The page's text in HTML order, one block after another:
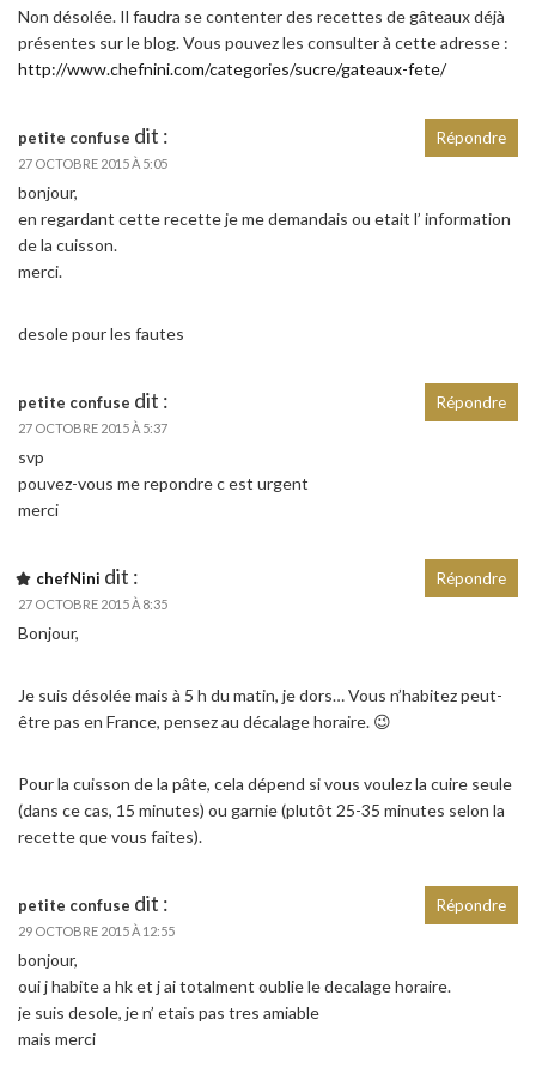
Non désolée. Il faudra se contenter des recettes de gâteaux déjà
présentes sur le blog. Vous pouvez les consulter à cette adresse :
http://www.chefnini.com/categories/sucre/gateaux-fete/
petite confuse dit :
27 OCTOBRE 2015 À 5:05
bonjour,
en regardant cette recette je me demandais ou etait l’ information
de la cuisson.
merci.
desole pour les fautes
Répondre
petite confuse dit :
27 OCTOBRE 2015 À 5:37
svp
pouvez-vous me repondre c est urgent
merci
Répondre
chefNini dit :
27 OCTOBRE 2015 À 8:35
Bonjour,
Je suis désolée mais à 5 h du matin, je dors… Vous n’habitez peut-
être pas en France, pensez au décalage horaire. 😉
Pour la cuisson de la pâte, cela dépend si vous voulez la cuire seule
(dans ce cas, 15 minutes) ou garnie (plutôt 25-35 minutes selon la
recette que vous faites).
Répondre
petite confuse dit :
29 OCTOBRE 2015 À 12:55
bonjour,
oui j habite a hk et j ai totalment oublie le decalage horaire.
je suis desole, je n’ etais pas tres amiable
mais merci
Répondre